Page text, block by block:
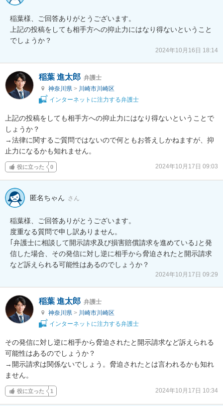
稲葉様、ご回答ありがとうございます。
上記の投稿をしても相手方への抑止力にはなり得ないということ
でしょうか？
2024年10月16日 18:14
稲葉 進太郎 弁護士
神奈川県 > 川崎市川崎区
インターネットに注力する弁護士
上記の投稿をしても相手方への抑止力にはなり得ないということで
しょうか？
→法律に関するご質問ではないので何ともお答えしかねますが、抑
止力になるかも知れません。
役に立った 0 2024年10月17日 09:03
匿名ちゃん さん
稲葉様、ご回答ありがとうございます。
度重なる質問で申し訳ありません。
｢弁護士に相談して開示請求及び損害賠償請求を進めている｣と発
信した場合、その発信に対し逆に相手から脅迫されたと開示請求
など訴えられる可能性はあるのでしょうか？
2024年10月17日 09:29
稲葉 進太郎 弁護士
神奈川県 > 川崎市川崎区
インターネットに注力する弁護士
その発信に対し逆に相手から脅迫されたと開示請求など訴えられる
可能性はあるのでしょうか？
→開示請求は関係ないでしょう。脅迫されたとは言われるかも知れ
ません。
役に立った 1 2024年10月17日 10:34